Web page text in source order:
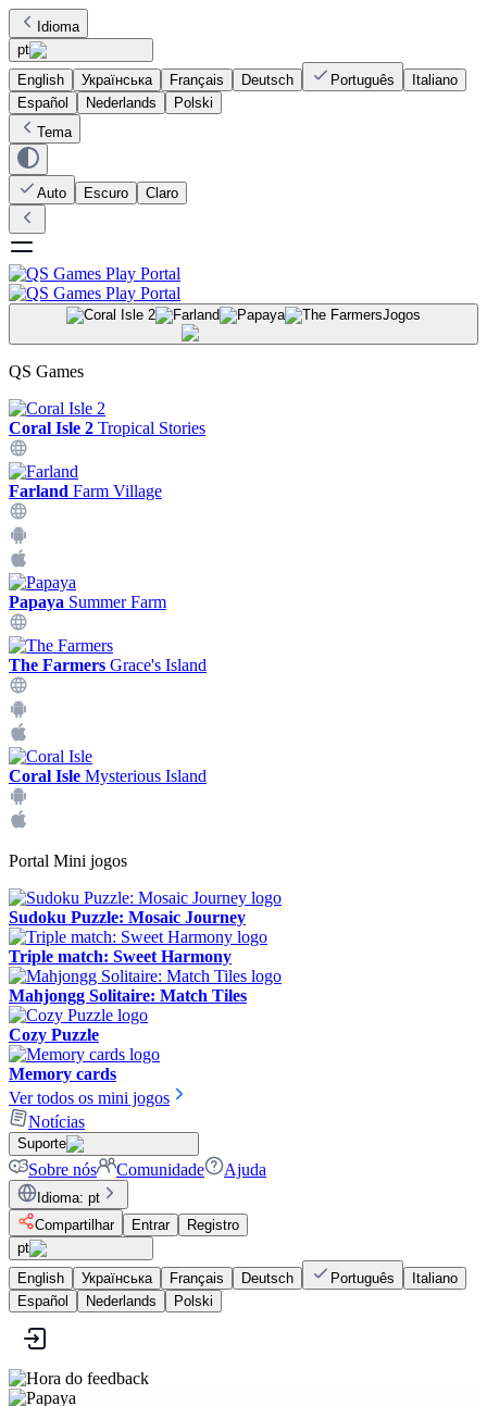
Idioma
pt
English
Українська Français Deutsch Português
Italiano
Español
Nederlands
Polski
Tema
Auto Escuro Claro
Jogos
QS Games
Coral Isle 2 Tropical Stories
Farland Farm Village
Papaya Summer Farm
The Farmers Grace's Island
Coral Isle Mysterious Island
Portal Mini jogos
Sudoku Puzzle: Mosaic Journey
Triple match: Sweet Harmony
Mahjongg Solitaire: Match Tiles
Cozy Puzzle
Memory cards
Ver todos os mini jogos
Notícias
Suporte
Sobre nós Comunidade Ajuda
Idioma: pt
Compartilhar
Entrar
Registro
pt
English
Українська Français Deutsch Português
Italiano
Español
Nederlands Polski